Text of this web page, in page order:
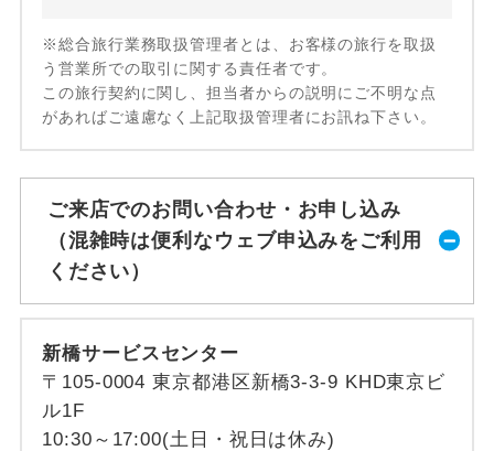
※総合旅行業務取扱管理者とは、お客様の旅行を取扱
う営業所での取引に関する責任者です。
この旅行契約に関し、担当者からの説明にご不明な点
があればご遠慮なく上記取扱管理者にお訊ね下さい。
ご来店でのお問い合わせ・お申し込み
（混雑時は便利なウェブ申込みをご利用
ください）
新橋サービスセンター
〒105-0004 東京都港区新橋3-3-9 KHD東京ビ
ル1F
10:30～17:00(土日・祝日は休み)